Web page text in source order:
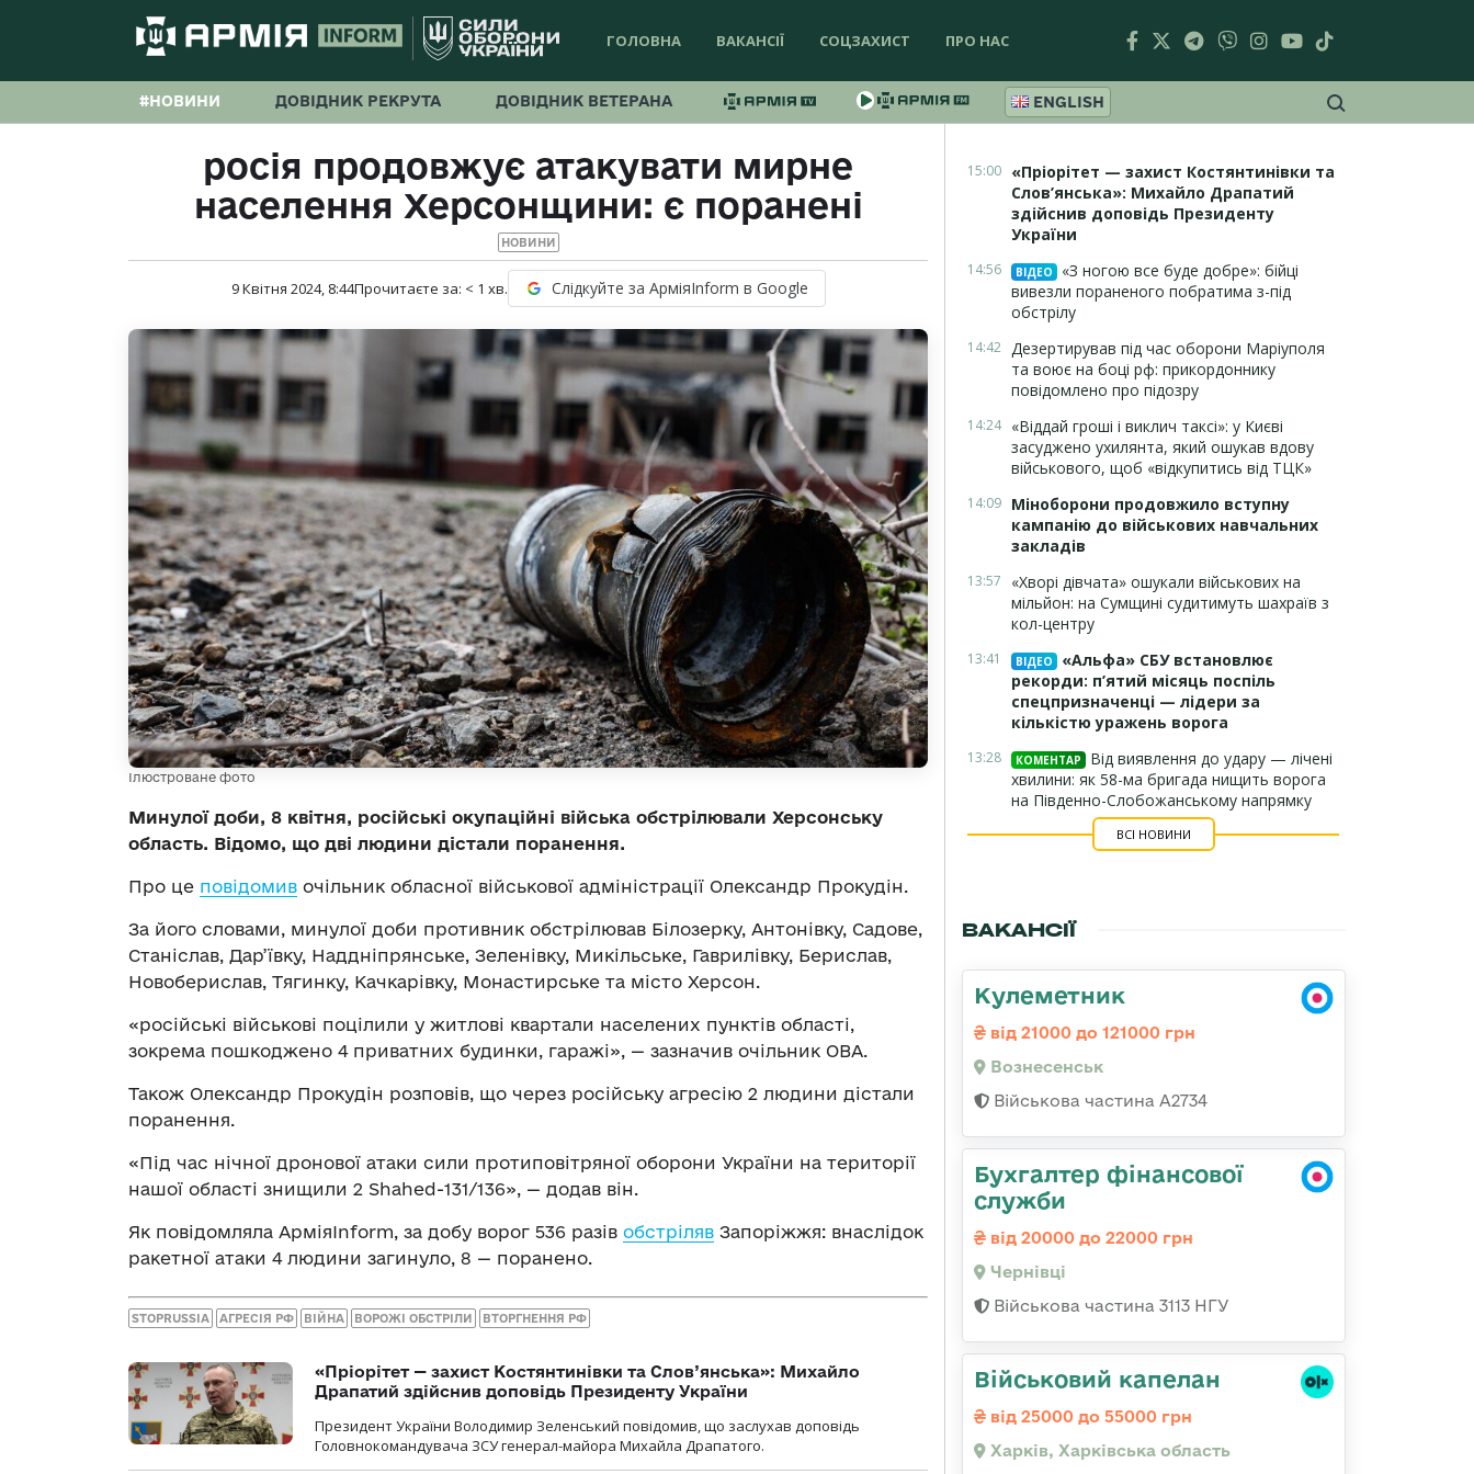
ГОЛОВНА ВАКАНСІЇ СОЦЗАХИСТ ПРО НАС
#НОВИНИ ДОВІДНИК РЕКРУТА ДОВІДНИК ВЕТЕРАНА ENGLISH
росія продовжує атакувати мирне
населення Херсонщини: є поранені
НОВИНИ
9 Квітня 2024, 8:44Прочитаєте за: < 1 хв. Слідкуйте за АрміяInform в Google
Ілюстроване фото
Минулої доби, 8 квітня, російські окупаційні війська обстрілювали Херсонську
область. Відомо, що дві людини дістали поранення.
Про це повідомив очільник обласної військової адміністрації Олександр Прокудін.
За його словами, минулої доби противник обстрілював Білозерку, Антонівку, Садове,
Станіслав, Дар’ївку, Наддніпрянське, Зеленівку, Микільське, Гаврилівку, Берислав,
Новоберислав, Тягинку, Качкарівку, Монастирське та місто Херсон.
«російські військові поцілили у житлові квартали населених пунктів області,
зокрема пошкоджено 4 приватних будинки, гаражі», — зазначив очільник ОВА.
Також Олександр Прокудін розповів, що через російську агресію 2 людини дістали
поранення.
«Під час нічної дронової атаки сили протиповітряної оборони України на території
нашої області знищили 2 Shahed-131/136», — додав він.
Як повідомляла АрміяInform, за добу ворог 536 разів обстріляв Запоріжжя: внаслідок
ракетної атаки 4 людини загинуло, 8 — поранено.
STOPRUSSIA АГРЕСІЯ РФ ВІЙНА ВОРОЖІ ОБСТРІЛИ ВТОРГНЕННЯ РФ
«Пріорітет — захист Костянтинівки та Слов’янська»: Михайло
Драпатий здійснив доповідь Президенту України
Президент України Володимир Зеленський повідомив, що заслухав доповідь
Головнокомандувача ЗСУ генерал-майора Михайла Драпатого.
15:00 «Пріорітет — захист Костянтинівки та
Слов’янська»: Михайло Драпатий
здійснив доповідь Президенту
України
14:56 ВІДЕО
«З ногою все буде добре»: бійці
вивезли пораненого побратима з-під
обстрілу
14:42 Дезертирував під час оборони Маріуполя
та воює на боці рф: прикордоннику
повідомлено про підозру
14:24 «Віддай гроші і виклич таксі»: у Києві
засуджено ухилянта, який ошукав вдову
військового, щоб «відкупитись від ТЦК»
14:09 Міноборони продовжило вступну
кампанію до військових навчальних
закладів
13:57
«Хворі дівчата» ошукали військових на
мільйон: на Сумщині судитимуть шахраїв з
кол-центру
13:41 ВІДЕО
«Альфа» СБУ встановлює
рекорди: п’ятий місяць поспіль
спецпризначенці — лідери за
кількістю уражень ворога
13:28 КОМЕНТАР
Від виявлення до удару — лічені
хвилини: як 58-ма бригада нищить ворога
на Південно-Слобожанському напрямку
ВСІ НОВИНИ
ВАКАНСІЇ
Кулеметник
від 21000 до 121000 грн
Вознесенськ
Військова частина А2734
Бухгалтер фінансової
служби
від 20000 до 22000 грн
Чернівці
Військова частина 3113 НГУ
Військовий капелан
від 25000 до 55000 грн
Харків, Харківська область